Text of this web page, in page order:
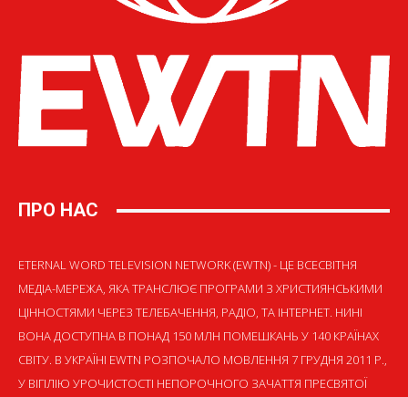
ПРО НАС
ETERNAL WORD TELEVISION NETWORK (EWTN) - ЦЕ ВСЕСВІТНЯ
МЕДІА-МЕРЕЖА, ЯКА ТРАНСЛЮЄ ПРОГРАМИ З ХРИСТИЯНСЬКИМИ
ЦІННОСТЯМИ ЧЕРЕЗ ТЕЛЕБАЧЕННЯ, РАДІО, ТА ІНТЕРНЕТ. НИНІ
ВОНА ДОСТУПНА В ПОНАД 150 МЛН ПОМЕШКАНЬ У 140 КРАЇНАХ
СВІТУ. В УКРАЇНІ EWTN РОЗПОЧАЛО МОВЛЕННЯ 7 ГРУДНЯ 2011 Р.,
У ВІГІЛІЮ УРОЧИСТОСТІ НЕПОРОЧНОГО ЗАЧАТТЯ ПРЕСВЯТОЇ